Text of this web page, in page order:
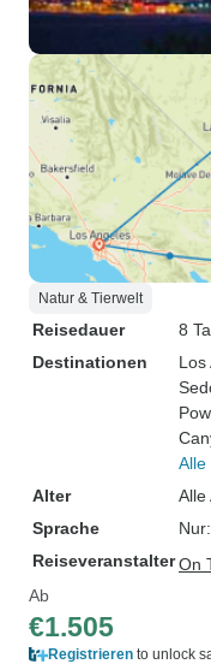
Natur & Tierwelt
Reisedauer
8
Destinationen
Los
Alle
Alter
Alle
Sprache
ReiseveranstalterOn
Ab
€1.505
Registrieren to unlock